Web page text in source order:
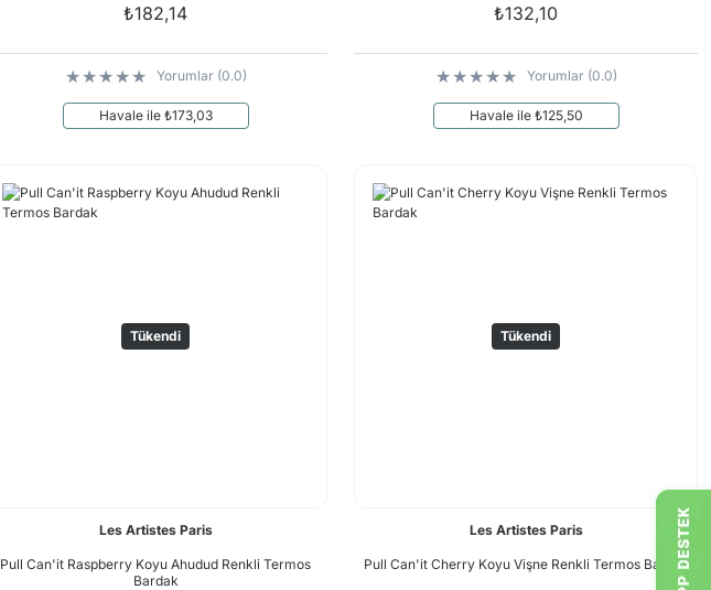
₺182,14
Yorumlar (0.0)
Havale ile ₺173,03
₺132,10
Yorumlar (0.0)
Havale ile ₺125,50
Tükendi
Les Artistes Paris
Pull Can'it Raspberry Koyu Ahudud Renkli Termos
Bardak
Tükendi
Les Artistes Paris
Pull Can'it Cherry Koyu Vişne Renkli Termos Bardak